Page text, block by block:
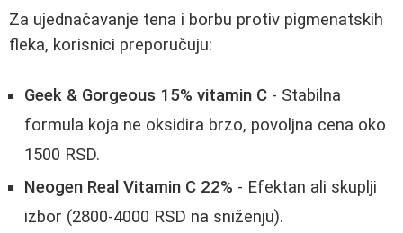
Za ujednačavanje tena i borbu protiv pigmenatskih
fleka, korisnici preporučuju:
Geek & Gorgeous 15% vitamin C - Stabilna
formula koja ne oksidira brzo, povoljna cena oko
1500 RSD.
Neogen Real Vitamin C 22% - Efektan ali skuplji
izbor (2800-4000 RSD na sniženju).